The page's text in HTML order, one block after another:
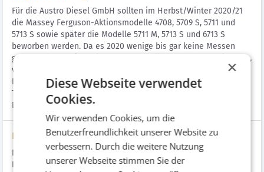
Für die Austro Diesel GmbH sollten im Herbst/Winter 2020/21
die Massey Ferguson-Aktionsmodelle 4708, 5709 S, 5711 und
5713 S sowie später die Modelle 5711 M, 5713 S und 6713 S
beworben werden. Da es 2020 wenige bis gar keine Messen
gab, auf denen die Traktoren vorgestellt werden hätten können,
versuchte das Unternehmen den Weg über Facebook und
Instagram. Die Kampagne sollte in den Ländern Österreich,
Tschechien, Ungarn, Slowakei, Slowenien, Serbien, Kroatien,
Bosnien sowie Rumänien geschalten werden.
Lösung
Die Bewerbung teilte sich in 3 Kampagnen auf: Die
Herbstkampagne 2020 mit den Modellen 4708, 5709 S, 5711 und
×
Diese Webseite verwendet
Cookies.
Wir verwenden Cookies, um die
Benutzerfreundlichkeit unserer Website zu
verbessern. Durch die weitere Nutzung
unserer Webseite stimmen Sie der